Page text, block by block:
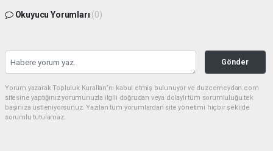
Okuyucu Yorumları (0)
Gönder
Yorum yazarak Topluluk Kuralları’nı kabul etmiş bulunuyor ve duzcemeydan.com
sitesine yaptığınız yorumunuzla ilgili doğrudan veya dolaylı tüm sorumluluğu tek
başınıza üstleniyorsunuz. Yazılan tüm yorumlardan site yönetimi hiçbir şekilde
sorumlu tutulamaz.